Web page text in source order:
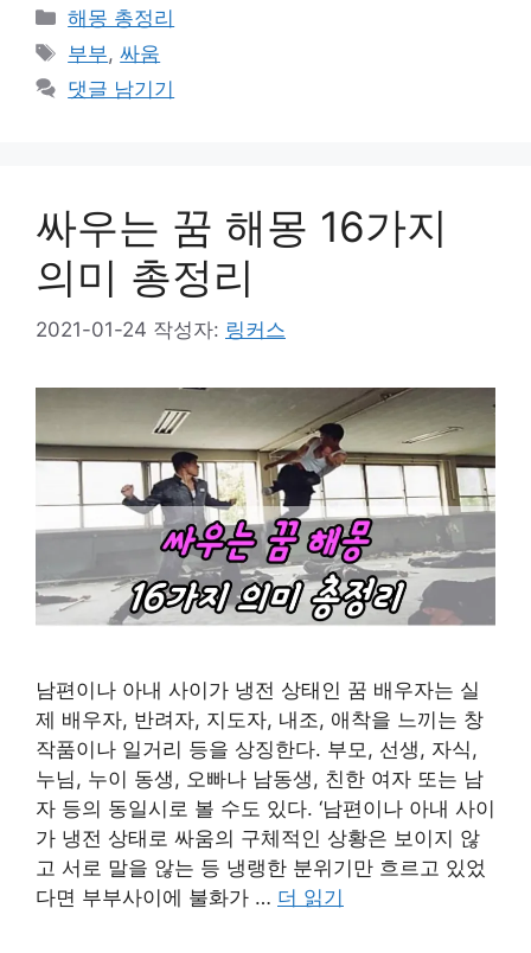
카
테
리
해몽 총정리
태
그
부부,싸움
댓글 남기기
싸우는 꿈 해몽 16가지
의미 총정리
2021-01-24 작성자: 링커스
남편이나 아내 사이가 냉전 상태인 꿈 배우자는 실
제 배우자, 반려자, 지도자, 내조, 애착을 느끼는 창
작품이나 일거리 등을 상징한다. 부모, 선생, 자식,
누님, 누이 동생, 오빠나 남동생, 친한 여자 또는 남
자 등의 동일시로 볼 수도 있다. ‘남편이나 아내 사이
가 냉전 상태로 싸움의 구체적인 상황은 보이지 않
고 서로 말을 않는 등 냉랭한 분위기만 흐르고 있었
다면 부부사이에 불화가 … 더 읽기